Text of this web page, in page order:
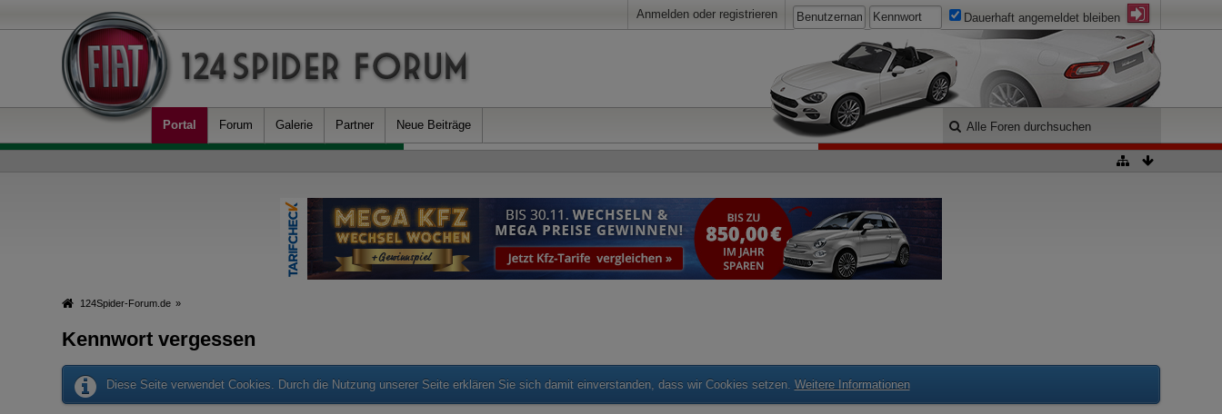
Anmelden oder registrieren Dauerhaft angemeldet bleiben
Portal Forum Galerie Partner Neue Beiträge
124Spider-Forum.de »
Kennwort vergessen
Diese Seite verwendet Cookies. Durch die Nutzung unserer Seite erklären Sie sich damit einverstanden, dass wir Cookies setzen. Weitere Informationen